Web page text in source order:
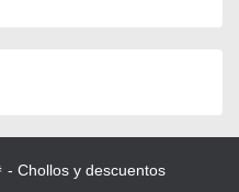
- Chollos y descuentos